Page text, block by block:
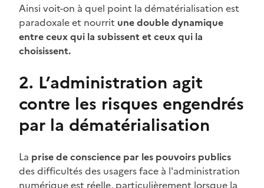
Ainsi voit-on à quel point la dématérialisation est
paradoxale et nourrit une double dynamique
entre ceux qui la subissent et ceux qui la
choisissent.
2. L’administration agit
contre les risques engendrés
par la dématérialisation
La prise de conscience par les pouvoirs publics
des difficultés des usagers face à l'administration
numérique est réelle, particulièrement lorsque la